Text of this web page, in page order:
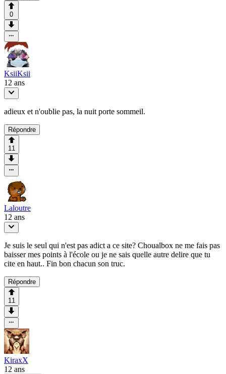
0
KsiiKsii
12 ans
adieux et n'oublie pas, la nuit porte sommeil.
Répondre
11
Laloutre
12 ans
Je suis le seul qui n'est pas adict a ce site? Choualbox ne me fais pas
baisser mes points à l'école ou je ne sais quelle autre delire que tu
cite en haut.. Fin bon chacun son truc.
Répondre
11
KiraxX
12 ans